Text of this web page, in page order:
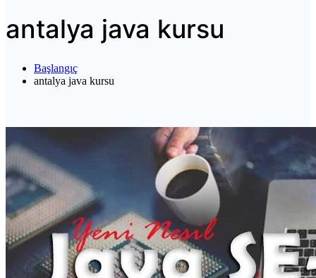
antalya java kursu
Başlangıç
antalya java kursu